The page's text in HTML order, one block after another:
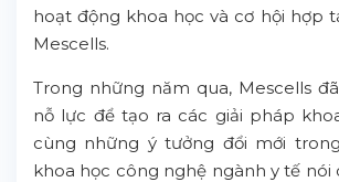
hoạt động khoa học và cơ hội hợp
Mescells.
Trong những năm qua, Mescells
nỗ lực để tạo ra các giải pháp
cùng những ý tưởng đổi mới
khoa học công nghệ ngành y tế nói